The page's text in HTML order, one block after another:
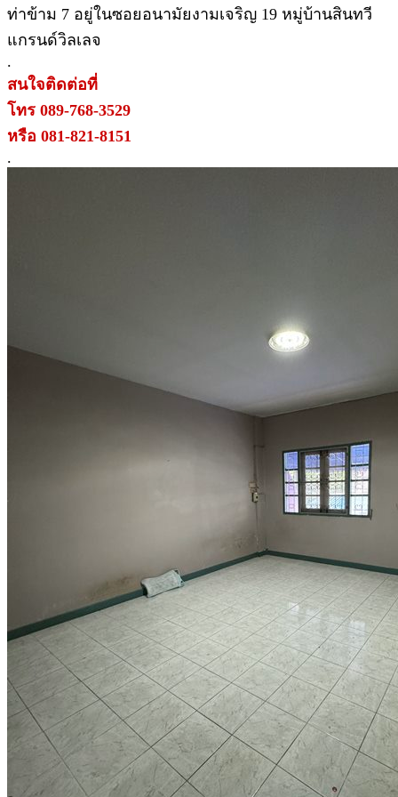
ท่าข้าม 7 อยู่ในซอยอนามัยงามเจริญ 19 หมู่บ้านสินทวี
แกรนด์วิลเลจ
.
สนใจติดต่อที่
โทร 089-768-3529
หรือ 081-821-8151
.